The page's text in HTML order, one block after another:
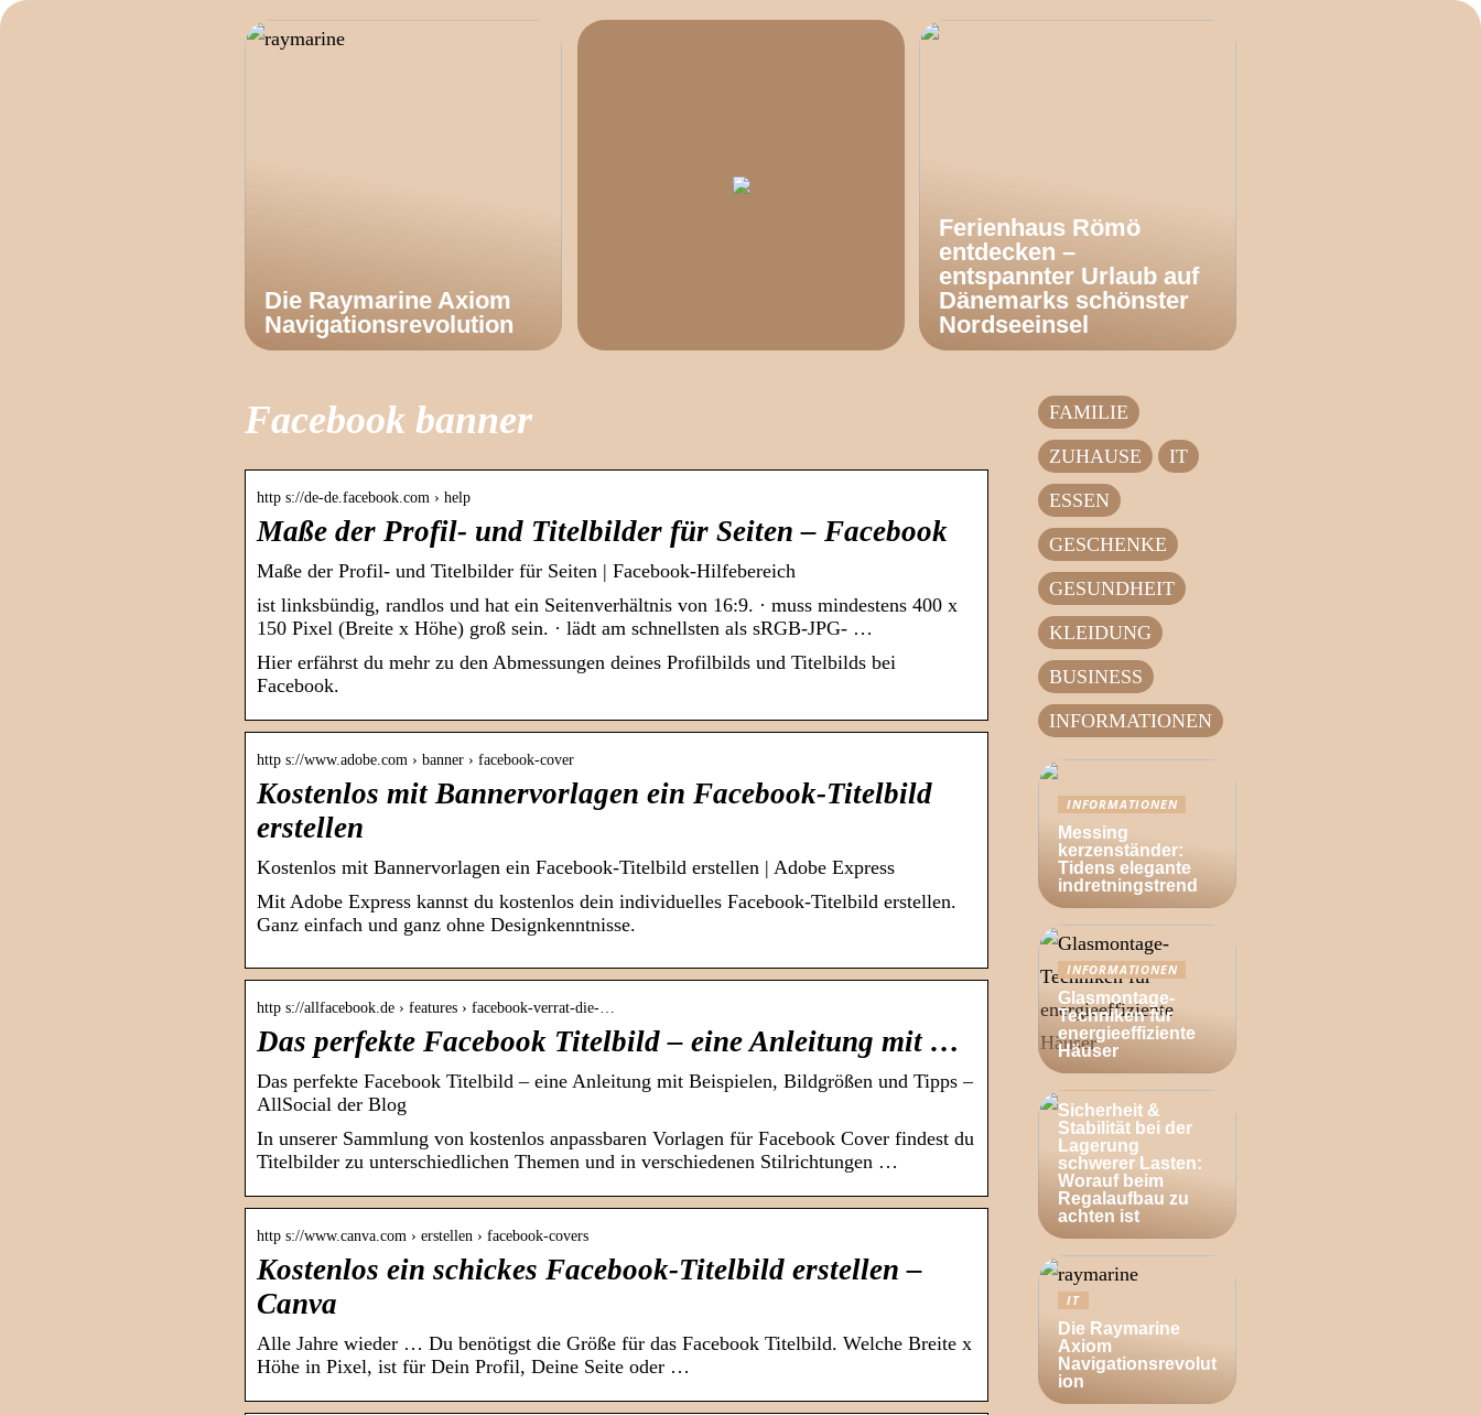
Die Raymarine Axiom
Navigationsrevolution
Ferienhaus Römö
entdecken –
entspannter Urlaub auf
Dänemarks schönster
Nordseeinsel
Facebook banner
http s://de-de.facebook.com › help
Maße der Profil- und Titelbilder für Seiten – Facebook
Maße der Profil- und Titelbilder für Seiten | Facebook-Hilfebereich
ist linksbündig, randlos und hat ein Seitenverhältnis von 16:9. · muss mindestens 400 x
150 Pixel (Breite x Höhe) groß sein. · lädt am schnellsten als sRGB-JPG- …
Hier erfährst du mehr zu den Abmessungen deines Profilbilds und Titelbilds bei
Facebook.
http s://www.adobe.com › banner › facebook-cover
Kostenlos mit Bannervorlagen ein Facebook-Titelbild
erstellen
Kostenlos mit Bannervorlagen ein Facebook-Titelbild erstellen | Adobe Express
Mit Adobe Express kannst du kostenlos dein individuelles Facebook-Titelbild erstellen.
Ganz einfach und ganz ohne Designkenntnisse.
http s://allfacebook.de › features › facebook-verrat-die-…
Das perfekte Facebook Titelbild – eine Anleitung mit …
Das perfekte Facebook Titelbild – eine Anleitung mit Beispielen, Bildgrößen und Tipps –
AllSocial der Blog
In unserer Sammlung von kostenlos anpassbaren Vorlagen für Facebook Cover findest du
Titelbilder zu unterschiedlichen Themen und in verschiedenen Stilrichtungen …
http s://www.canva.com › erstellen › facebook-covers
Kostenlos ein schickes Facebook-Titelbild erstellen –
Canva
Alle Jahre wieder … Du benötigst die Größe für das Facebook Titelbild. Welche Breite x
Höhe in Pixel, ist für Dein Profil, Deine Seite oder …
FAMILIE
ZUHAUSE
IT
ESSEN
GESCHENKE
GESUNDHEIT
KLEIDUNG
BUSINESS
INFORMATIONEN
INFORMATIONEN
Messing
kerzenständer:
Tidens elegante
indretningstrend
INFORMATIONEN
Glasmontage-
Techniken für
energieeffiziente
Häuser
Sicherheit &
Stabilität bei der
Lagerung
schwerer Lasten:
Worauf beim
Regalaufbau zu
achten ist
IT
Die Raymarine
Axiom
Navigationsrevolut
ion